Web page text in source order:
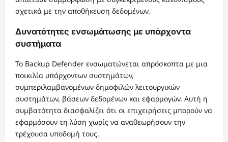
σχετικά με την αποθήκευση δεδομένων.
Δυνατότητες ενσωμάτωσης με υπάρχοντα
συστήματα
Το Backup Defender ενσωματώνεται απρόσκοπτα με μια
ποικιλία υπάρχοντων συστημάτων,
συμπεριλαμβανομένων δημοφιλών λειτουργικών
συστημάτων, βάσεων δεδομένων και εφαρμογών. Αυτή η
συμβατότητα διασφαλίζει ότι οι επιχειρήσεις μπορούν να
εφαρμόσουν τη λύση χωρίς να αναθεωρήσουν την
τρέχουσα υποδομή τους.